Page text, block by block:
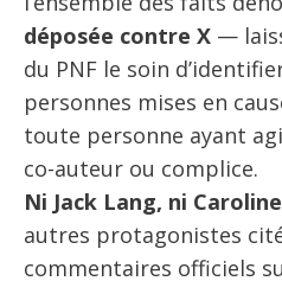
déposée contre X —
du PNF le soin
personnes mises en
toute personne ayant
co-auteur ou complice.
Ni Jack Lang, ni
autres protagonistes
commentaires officiels